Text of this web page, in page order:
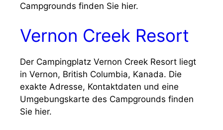
Campgrounds finden Sie hier.
Vernon Creek Resort
Der Campingplatz Vernon Creek Resort liegt
in Vernon, British Columbia, Kanada. Die
exakte Adresse, Kontaktdaten und eine
Umgebungskarte des Campgrounds finden
Sie hier.